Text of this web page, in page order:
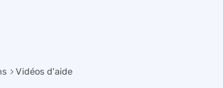
Vidéos d'aide